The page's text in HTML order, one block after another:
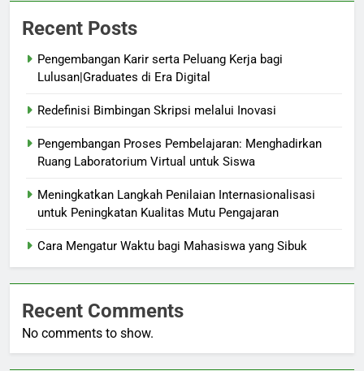
Recent Posts
Pengembangan Karir serta Peluang Kerja bagi
Lulusan|Graduates di Era Digital
Redefinisi Bimbingan Skripsi melalui Inovasi
Pengembangan Proses Pembelajaran: Menghadirkan
Ruang Laboratorium Virtual untuk Siswa
Meningkatkan Langkah Penilaian Internasionalisasi
untuk Peningkatan Kualitas Mutu Pengajaran
Cara Mengatur Waktu bagi Mahasiswa yang Sibuk
Recent Comments
No comments to show.